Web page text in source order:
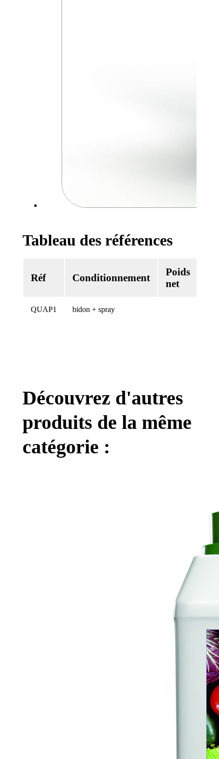
Tableau des références
Réf Conditionnement
Poids
net
QUAP1 bidon + spray
Découvrez d'autres
produits de la même
catégorie :